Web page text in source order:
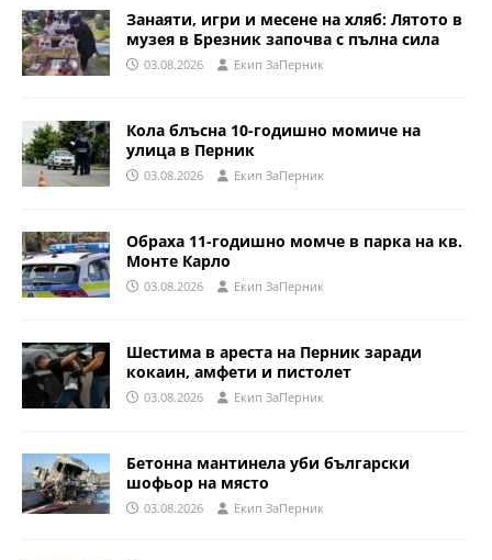
Занаяти, игри и месене на хляб: Лятото в
музея в Брезник започва с пълна сила
03.08.2026 Eкип ЗаПерник
Кола блъсна 10-годишно момиче на
улица в Перник
03.08.2026 Eкип ЗаПерник
Обраха 11-годишно момче в парка на кв.
Монте Карло
03.08.2026 Eкип ЗаПерник
Шестима в ареста на Перник заради
кокаин, амфети и пистолет
03.08.2026 Eкип ЗаПерник
Бетонна мантинела уби български
шофьор на място
03.08.2026 Eкип ЗаПерник